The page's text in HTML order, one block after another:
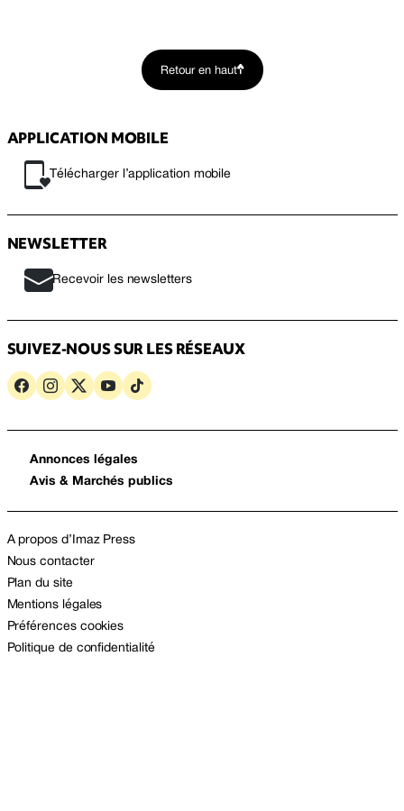
Retour en haut
APPLICATION MOBILE
Télécharger l’application mobile
NEWSLETTER
Recevoir les newsletters
SUIVEZ-NOUS SUR LES RÉSEAUX
Annonces légales
Avis & Marchés publics
A propos d’Imaz Press
Nous contacter
Plan du site
Mentions légales
Préférences cookies
Politique de confidentialité